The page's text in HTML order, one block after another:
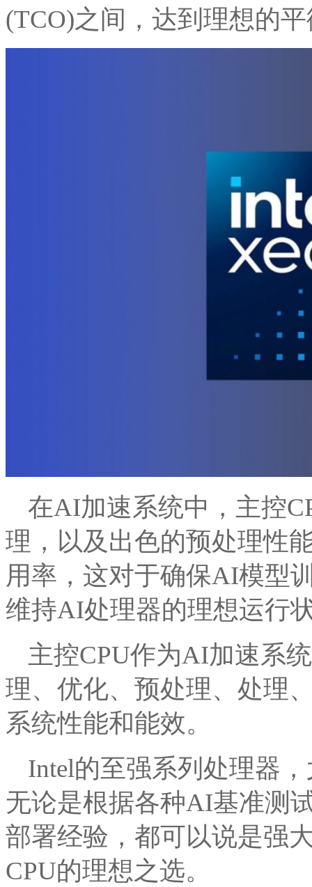
(TCO)之间，达到理想的
在AI加速系统中，主控
理，以及出色的预处理性
用率，这对于确保AI模型
维持AI处理器的理想运行
主控CPU作为AI加速系
理、优化、预处理、处理
系统性能和能效。
Intel的至强系列处理器
无论是根据各种AI基准测
部署经验，都可以说是强
CPU的理想之选。